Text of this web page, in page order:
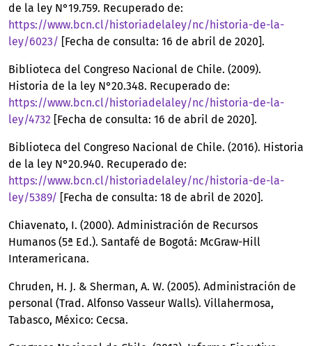
de la ley N°19.759. Recuperado de:
https://www.bcn.cl/historiadelaley/nc/historia-de-la-
ley/6023/ [Fecha de consulta: 16 de abril de 2020].
Biblioteca del Congreso Nacional de Chile. (2009).
Historia de la ley N°20.348. Recuperado de:
https://www.bcn.cl/historiadelaley/nc/historia-de-la-
ley/4732 [Fecha de consulta: 16 de abril de 2020].
Biblioteca del Congreso Nacional de Chile. (2016). Historia
de la ley N°20.940. Recuperado de:
https://www.bcn.cl/historiadelaley/nc/historia-de-la-
ley/5389/ [Fecha de consulta: 18 de abril de 2020].
Chiavenato, I. (2000). Administración de Recursos
Humanos (5ª Ed.). Santafé de Bogotá: McGraw-Hill
Interamericana.
Chruden, H. J. & Sherman, A. W. (2005). Administración de
personal (Trad. Alfonso Vasseur Walls). Villahermosa,
Tabasco, México: Cecsa.